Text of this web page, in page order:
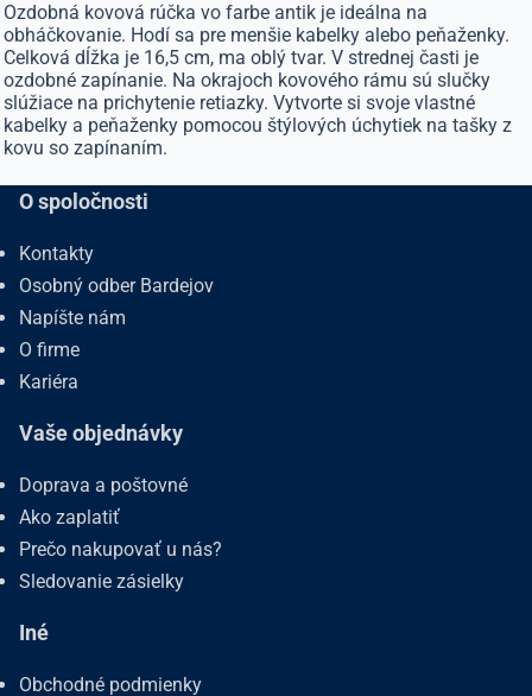
Ozdobná kovová rúčka vo farbe antik je ideálna na
obháčkovanie. Hodí sa pre menšie kabelky alebo peňaženky.
Celková dĺžka je 16,5 cm, ma oblý tvar. V strednej časti je
ozdobné zapínanie. Na okrajoch kovového rámu sú slučky
slúžiace na prichytenie retiazky. Vytvorte si svoje vlastné
kabelky a peňaženky pomocou štýlových úchytiek na tašky z
kovu so zapínaním.
O spoločnosti
Kontakty
Osobný odber Bardejov
Napíšte nám
O firme
Kariéra
Vaše objednávky
Doprava a poštovné
Ako zaplatiť
Prečo nakupovať u nás?
Sledovanie zásielky
Iné
Obchodné podmienky